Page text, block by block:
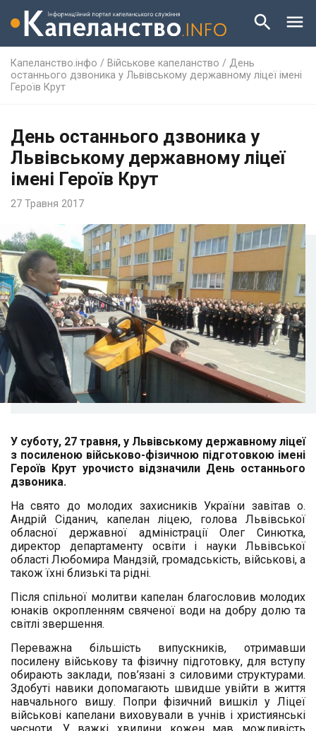
Капеланство.інфо / Військове капеланство / День
останнього дзвоника у Львівському державному ліцеї імені
Героїв Крут
День останнього дзвоника у
Львівському державному ліцеї
імені Героїв Крут
27 Травня 2017
У суботу, 27 травня, у Львівському державному ліцеї
з посиленою військово-фізичною підготовкою імені
Героїв Крут урочисто відзначили День останнього
дзвоника.
На свято до молодих захисників України завітав о.
Андрій Сіданич, капелан ліцею, голова Львівської
обласної державної адміністрації Олег Синютка,
директор департаменту освіти і науки Львівської
області Любомира Мандзій, громадськість, військові, а
також їхні близькі та рідні.
Після спільної молитви капелан благословив молодих
юнаків окропленням свяченої води на добру долю та
світлі звершення.
Переважна більшість випускників, отримавши
посилену військову та фізичну підготовку, для вступу
обирають заклади, пов’язані з силовими структурами.
Здобуті навики допомагають швидше увійти в життя
навчального вишу. Попри фізичний вишкіл у Ліцеї
військові капелани виховували в учнів і християнські